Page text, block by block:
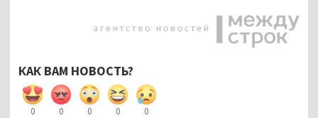
КАК ВАМ НОВОСТЬ?
0 0 0 0 0